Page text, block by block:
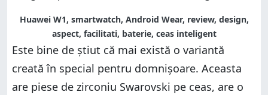
Huawei W1, smartwatch, Android Wear, review, design,
aspect, facilitati, baterie, ceas inteligent
Este bine de știut că mai există o variantă
creată în special pentru domnișoare. Aceasta
are piese de zirconiu Swarovski pe ceas, are o